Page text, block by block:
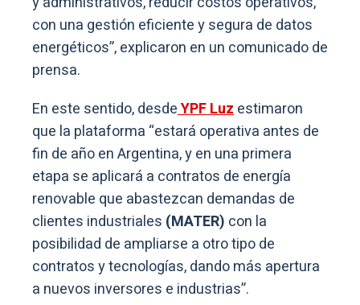
con una gestión eficiente y segura de datos
energéticos”, explicaron en un comunicado de
prensa.
En este sentido, desdeYPF Luzestimaron
que la plataforma “estará operativa antes de
fin de año en Argentina, y en una primera
etapa se aplicará a contratos de energía
renovable que abastezcan demandas de
clientes industriales (MATER) con la
posibilidad de ampliarse a otro tipo de
contratos y tecnologías, dando más apertura
a nuevos inversores e industrias”.